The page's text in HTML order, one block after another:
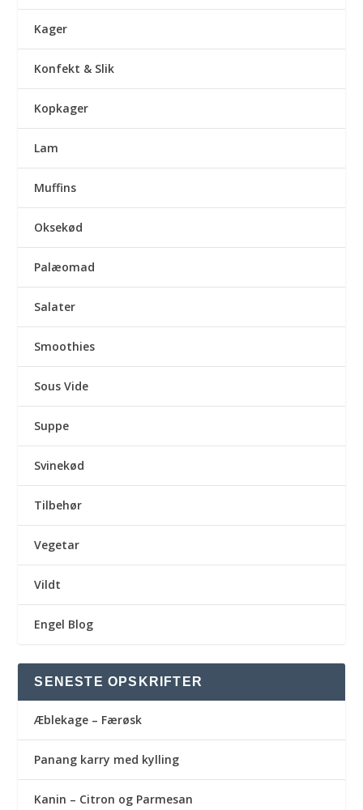
Kager
Konfekt & Slik
Kopkager
Lam
Muffins
Oksekød
Palæomad
Salater
Smoothies
Sous Vide
Suppe
Svinekød
Tilbehør
Vegetar
Vildt
Engel Blog
SENESTE OPSKRIFTER
Æblekage – Færøsk
Panang karry med kylling
Kanin – Citron og Parmesan